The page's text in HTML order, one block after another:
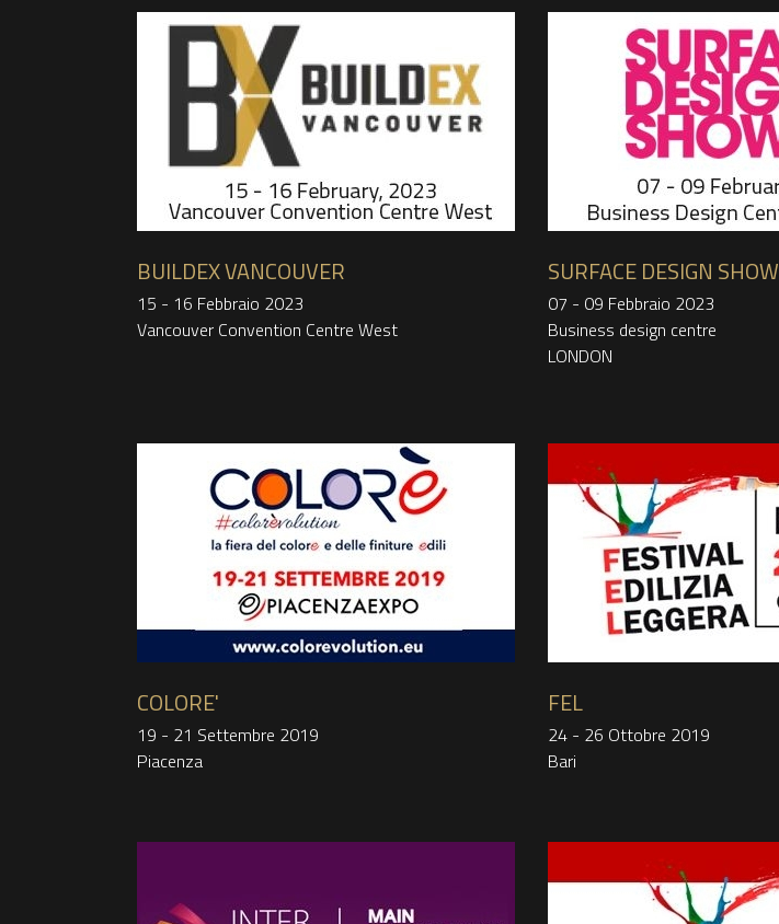
BUILDEX VANCOUVER
15 - 16 Febbraio 2023
Vancouver Convention Centre West
SURFACE DESIGN SHOW
07 - 09 Febbraio 2023
Business design centre
LONDON
COLORE'
19 - 21 Settembre 2019
Piacenza
FEL
24 - 26 Ottobre 2019
Bari